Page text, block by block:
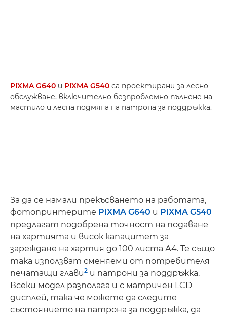
PIXMA G640 и PIXMA G540 са проектирани за лесно
обслужване, включително безпроблемно пълнене на
мастило и лесна подмяна на патрона за поддръжка.
За да се намали прекъсването на работата,
фотопринтерите PIXMA G640 и PIXMA G540
предлагат подобрена точност на подаване
на хартията и висок капацитет за
зареждане на хартия до 100 листа А4. Те също
така използват сменяеми от потребителя
печатащи глави2 и патрони за поддръжка.
Всеки модел разполага и с матричен LCD
дисплей, така че можете да следите
състоянието на патрона за поддръжка, да